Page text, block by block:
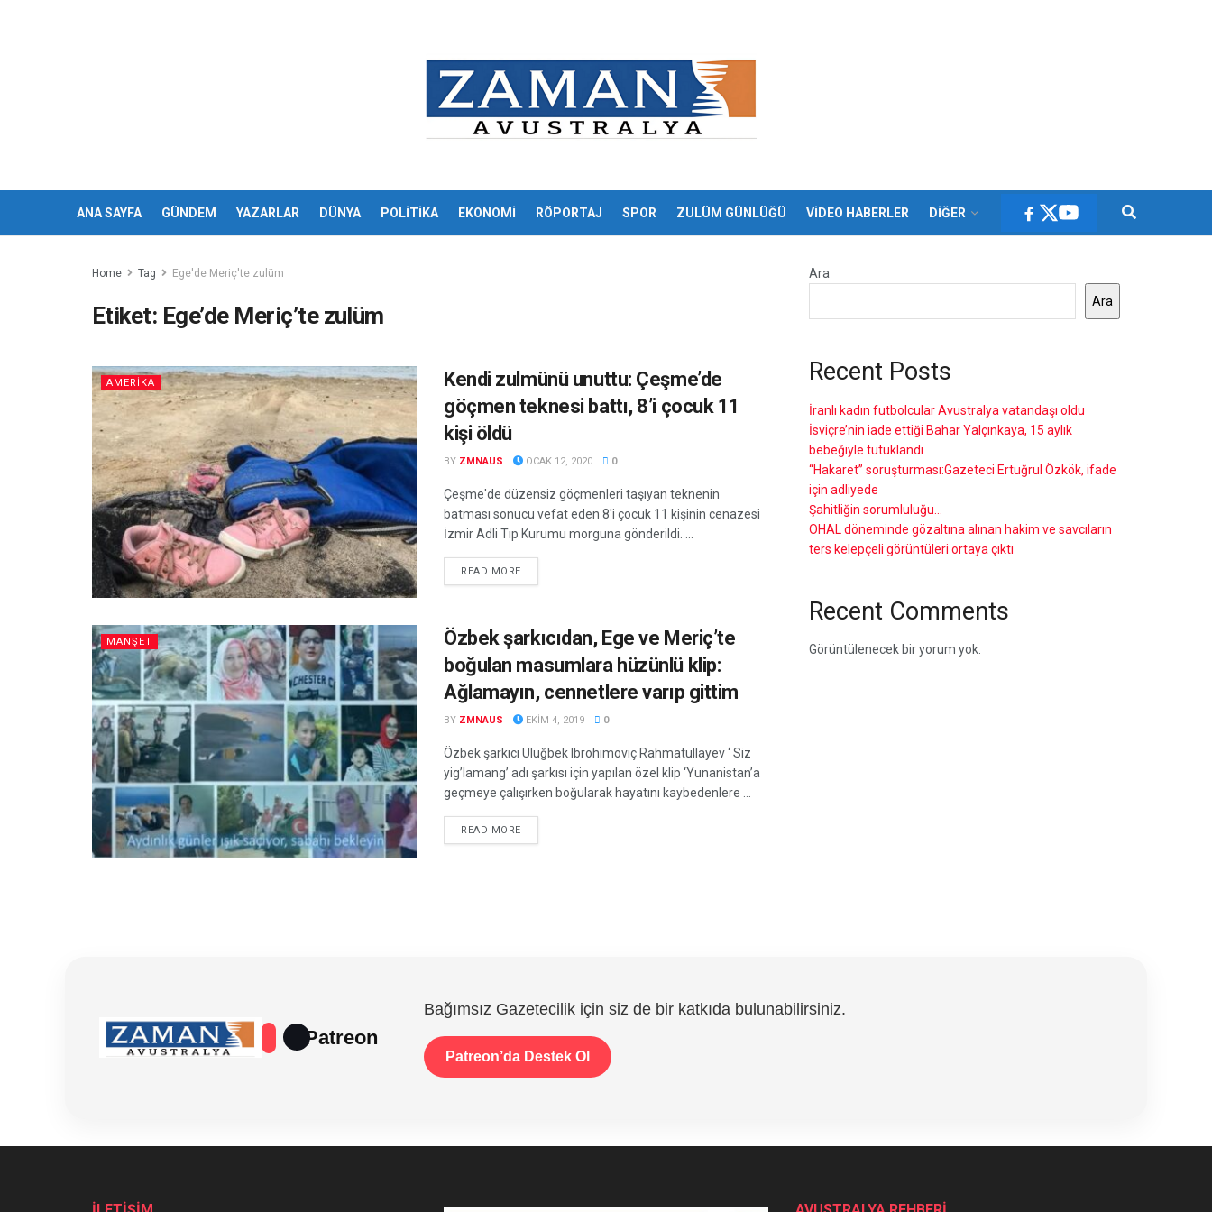
ANA SAYFA GÜNDEM YAZARLAR DÜNYA POLİTİKA EKONOMİ RÖPORTAJ SPOR ZULÜM GÜNLÜĞÜ VİDEO HABERLER DİĞER
Home Tag Ege'de Meriç'te zulüm
Etiket: Ege’de Meriç’te zulüm
AMERİKA
Kendi zulmünü unuttu: Çeşme’de
göçmen teknesi battı, 8’i çocuk 11
kişi öldü
BY ZMNAUS OCAK 12, 2020 0
Çeşme'de düzensiz göçmenleri taşıyan teknenin
batması sonucu vefat eden 8'i çocuk 11 kişinin cenazesi
İzmir Adli Tıp Kurumu morguna gönderildi. ...
READ MOREDETAILS
MANŞET
Özbek şarkıcıdan, Ege ve Meriç’te
boğulan masumlara hüzünlü klip:
Ağlamayın, cennetlere varıp gittim
BY ZMNAUS EKIM 4, 2019 0
Özbek şarkıcı Uluğbek Ibrohimoviç Rahmatullayev ‘ Siz
yig’lamang’ adı şarkısı için yapılan özel klip ‘Yunanistan’a
geçmeye çalışırken boğularak hayatını kaybedenlere ...
READ MOREDETAILS
Ara
Ara
Recent Posts
İranlı kadın futbolcular Avustralya vatandaşı oldu
İsviçre’nin iade ettiği Bahar Yalçınkaya, 15 aylık
bebeğiyle tutuklandı
“Hakaret” soruşturması:Gazeteci Ertuğrul Özkök, ifade
için adliyede
Şahitliğin sorumluluğu…
OHAL döneminde gözaltına alınan hakim ve savcıların
ters kelepçeli görüntüleri ortaya çıktı
Recent Comments
Görüntülenecek bir yorum yok.
Patreon
Bağımsız Gazetecilik için siz de bir katkıda bulunabilirsiniz.
Patreon’da Destek Ol